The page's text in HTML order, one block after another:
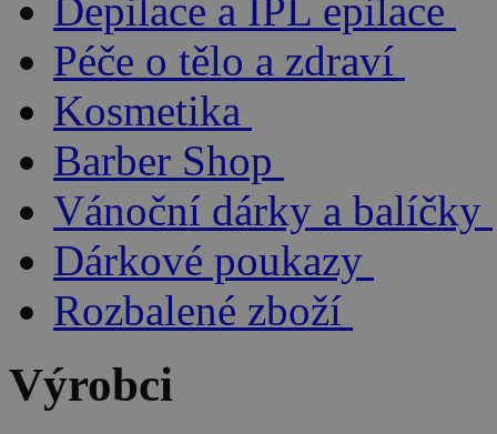
Depilace a IPL epilace
Péče o tělo a zdraví
Kosmetika
Barber Shop
Vánoční dárky a balíčky
Dárkové poukazy
Rozbalené zboží
Výrobci